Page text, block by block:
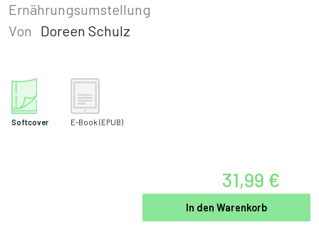
Ernährungsumstellung
Von
Doreen Schulz
Softcover E-Book (EPUB)
31,99 €
In den Warenkorb